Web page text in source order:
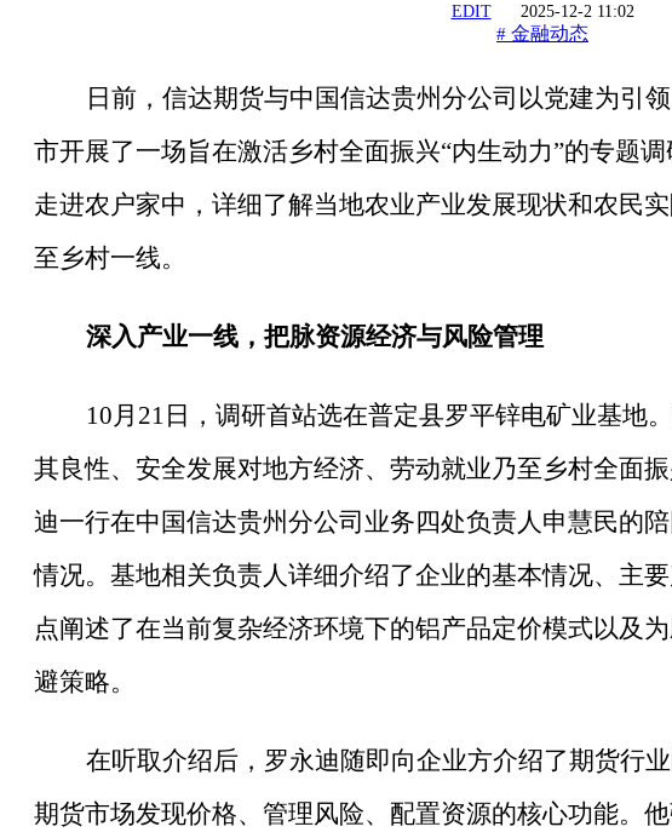
EDIT 2025-12-2 11:02
# 金融动态
日前，信达期货与中国信达贵州分公司以党建为引
市开展了一场旨在激活乡村全面振兴“内生动力”的专题
走进农户家中，详细了解当地农业产业发展现状和农民
至乡村一线。
深入产业一线，把脉资源经济与风险管理
10月21日，调研首站选在普定县罗平锌电矿业基地
其良性、安全发展对地方经济、劳动就业乃至乡村全面
迪一行在中国信达贵州分公司业务四处负责人申慧民的
情况。基地相关负责人详细介绍了企业的基本情况、主
点阐述了在当前复杂经济环境下的铝产品定价模式以及
避策略。
在听取介绍后，罗永迪随即向企业方介绍了期货行
期货市场发现价格、管理风险、配置资源的核心功能。